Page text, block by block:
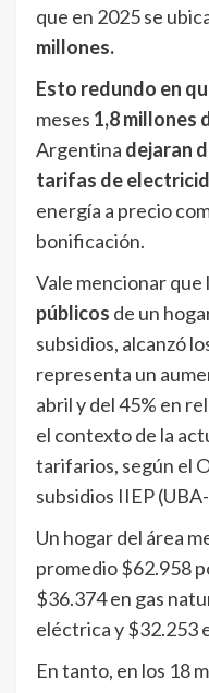
que en 2025 se
millones.
Esto redundo en
meses 1,8 millones
Argentina dejaran
tarifas de
energía a precio
bonificación.
Vale mencionar que
públicos de un
subsidios, alcanzó
representa un
abril y del 45% en
el contexto de la
tarifarios, según el
subsidios IIEP
Un hogar del área
promedio $62.958
$36.374 en gas
eléctrica y $32.253
En tanto, en los 18